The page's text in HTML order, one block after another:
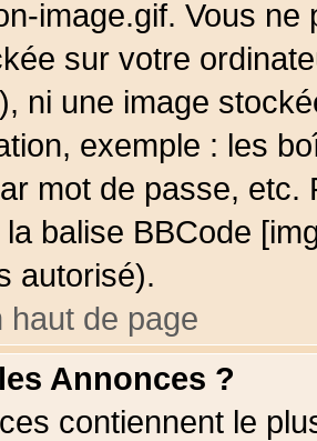
image.gif. Vous
sur votre
ni une image
exemple : les
mot de passe,
balise BBCode
autorisé).
haut de page
Annonces ?
contiennent le